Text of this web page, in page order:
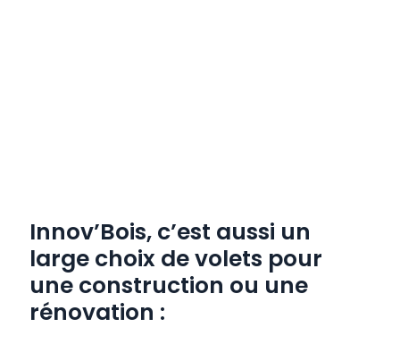
Innov’Bois, c’est aussi un
large choix de volets pour
une construction ou une
rénovation :